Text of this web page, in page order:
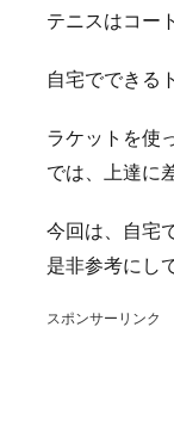
テニスはコー
自宅でできる
ラケットを使
では、上達に
今回は、自宅
是非参考にし
スポンサーリンク